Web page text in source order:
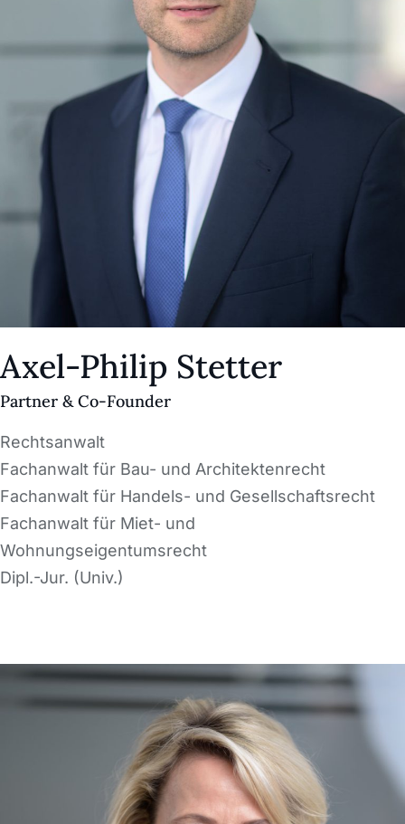
Axel-Philip Stetter
Partner & Co-Founder
Rechtsanwalt
Fachanwalt für Bau- und Architektenrecht
Fachanwalt für Handels- und Gesellschaftsrecht
Fachanwalt für Miet- und
Wohnungseigentumsrecht
Dipl.-Jur. (Univ.)